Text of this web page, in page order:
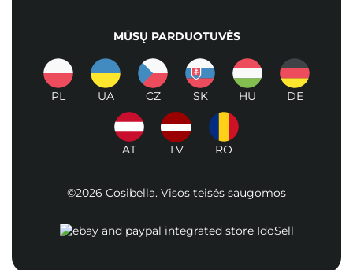
MŪSŲ PARDUOTUVĖS
PL UA CZ SK HU DE
AT LV RO
©2026 Cosibella. Visos teisės saugomos